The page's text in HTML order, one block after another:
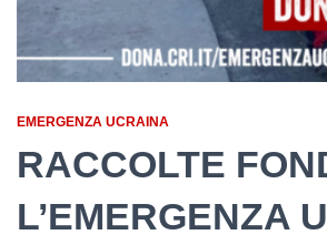
EMERGENZA UCRAINA
RACCOLTE
L’EMERGENZA